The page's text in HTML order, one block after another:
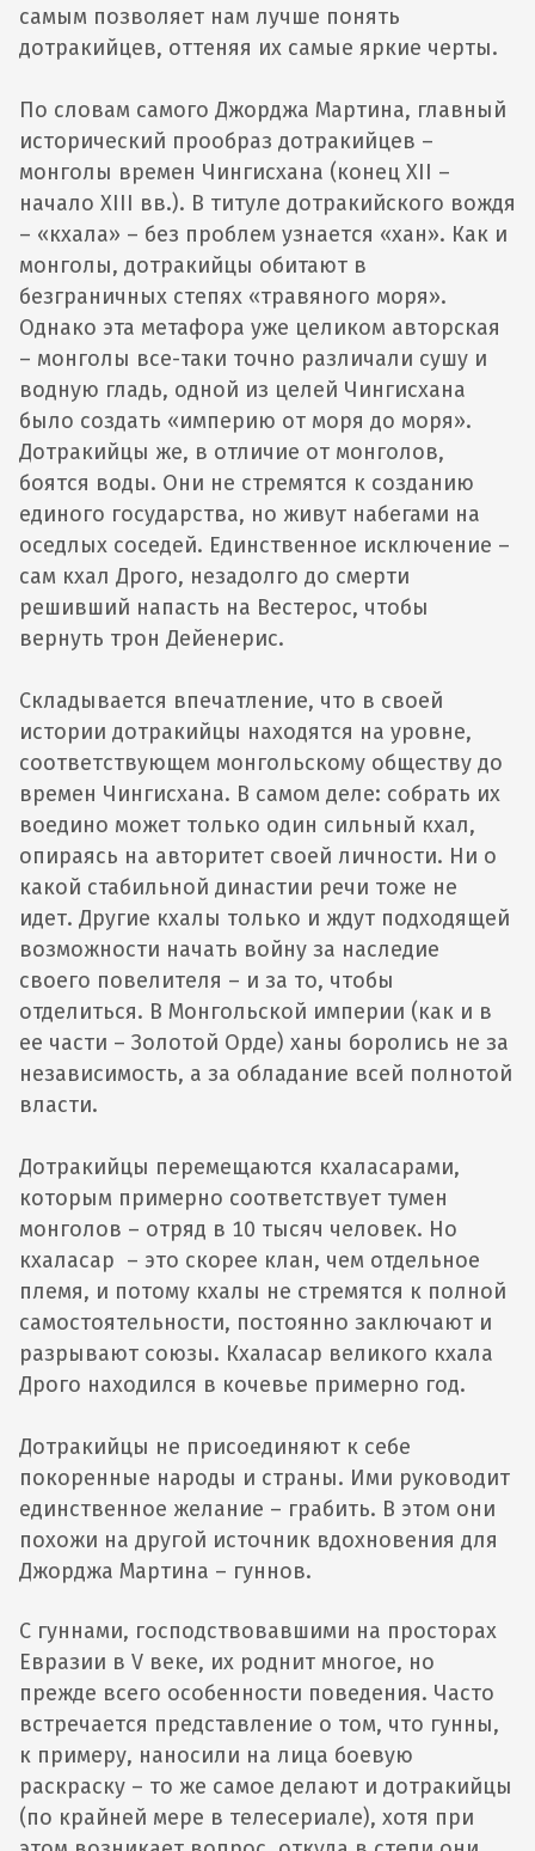
самым позволяет нам лучше понять
дотракийцев, оттеняя их самые яркие черты.
По словам самого Джорджа Мартина, главный
исторический прообраз дотракийцев –
монголы времен Чингисхана (конец XII –
начало XIII вв.). В титуле дотракийского вождя
– «кхала» – без проблем узнается «хан». Как и
монголы, дотракийцы обитают в
безграничных степях «травяного моря».
Однако эта метафора уже целиком авторская
– монголы все-таки точно различали сушу и
водную гладь, одной из целей Чингисхана
было создать «империю от моря до моря».
Дотракийцы же, в отличие от монголов,
боятся воды. Они не стремятся к созданию
единого государства, но живут набегами на
оседлых соседей. Единственное исключение –
сам кхал Дрого, незадолго до смерти
решивший напасть на Вестерос, чтобы
вернуть трон Дейенерис.
Складывается впечатление, что в своей
истории дотракийцы находятся на уровне,
соответствующем монгольскому обществу до
времен Чингисхана. В самом деле: собрать их
воедино может только один сильный кхал,
опираясь на авторитет своей личности. Ни о
какой стабильной династии речи тоже не
идет. Другие кхалы только и ждут подходящей
возможности начать войну за наследие
своего повелителя – и за то, чтобы
отделиться. В Монгольской империи (как и в
ее части – Золотой Орде) ханы боролись не за
независимость, а за обладание всей полнотой
власти.
Дотракийцы перемещаются кхаласарами,
которым примерно соответствует тумен
монголов – отряд в 10 тысяч человек. Но
кхаласар – это скорее клан, чем отдельное
племя, и потому кхалы не стремятся к полной
самостоятельности, постоянно заключают и
разрывают союзы. Кхаласар великого кхала
Дрого находился в кочевье примерно год.
Дотракийцы не присоединяют к себе
покоренные народы и страны. Ими руководит
единственное желание – грабить. В этом они
похожи на другой источник вдохновения для
Джорджа Мартина – гуннов.
С гуннами, господствовавшими на просторах
Евразии в V веке, их роднит многое, но
прежде всего особенности поведения. Часто
встречается представление о том, что гунны,
к примеру, наносили на лица боевую
раскраску – то же самое делают и дотракийцы
(по крайней мере в телесериале), хотя при